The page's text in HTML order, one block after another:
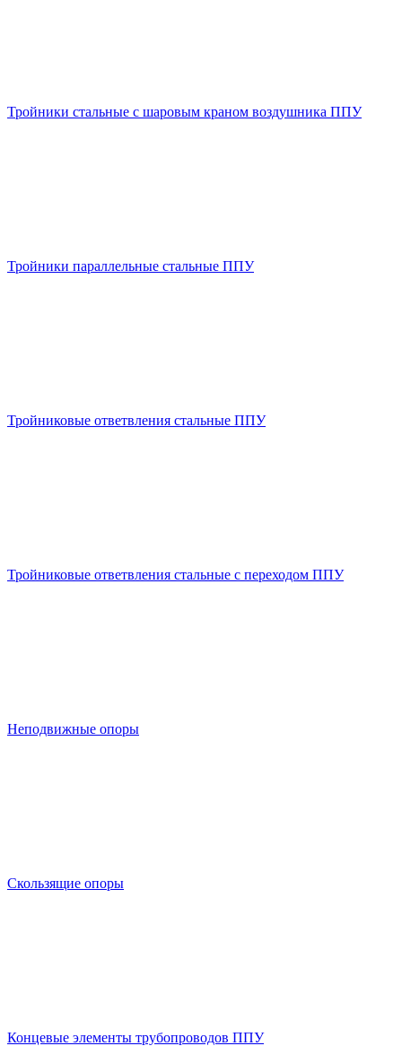
Тройники стальные с шаровым краном воздушника ППУ
Тройники параллельные стальные ППУ
Тройниковые ответвления стальные ППУ
Тройниковые ответвления стальные с переходом ППУ
Неподвижные опоры
Скользящие опоры
Концевые элементы трубопроводов ППУ